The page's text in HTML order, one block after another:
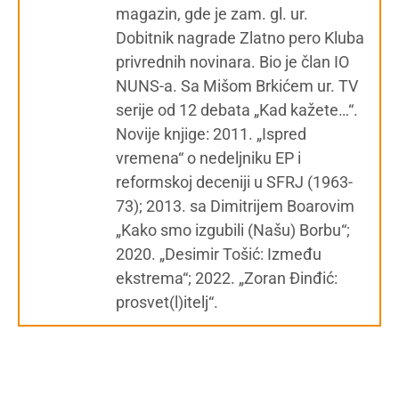
magazin, gde je zam. gl. ur.
Dobitnik nagrade Zlatno pero Kluba
privrednih novinara. Bio je član IO
NUNS-a. Sa Mišom Brkićem ur. TV
serije od 12 debata „Kad kažete…“.
Novije knjige: 2011. „Ispred
vremena“ o nedeljniku EP i
reformskoj deceniji u SFRJ (1963-
73); 2013. sa Dimitrijem Boarovim
„Kako smo izgubili (Našu) Borbu“;
2020. „Desimir Tošić: Između
ekstrema“; 2022. „Zoran Đinđić:
prosvet(l)itelj“.